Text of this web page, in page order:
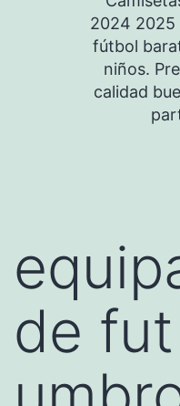
2024 2025
fútbol
niños.
calidad
de